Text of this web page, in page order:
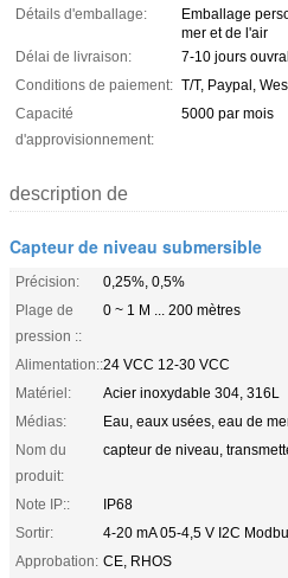
Détails d'emballage:
Emballage
mer et de l'air
Délai de livraison:
7-10 jours
Conditions de paiement: T/T, Paypal,
Capacité
d'approvisionnement:
5000 par mois
description de
Capteur de niveau submersible
Précision:
0,25%, 0,5%
Plage de
pression ::
0 ~ 1 M ... 200 mètres
Alimentation::24 VCC 12-30 VCC
Matériel:
Acier inoxydable 304, 316L
Médias:
Eau, eaux usées, eau de
Nom du
produit:
capteur de niveau,
Note IP::
IP68
Sortir:
4-20 mA 05-4,5 V I2C
Approbation: CE, RHOS